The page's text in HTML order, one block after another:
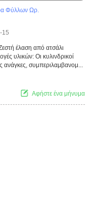
Φύλλων Ωρ.
15
έλαση από ατσάλι
υλικών: Οι κυλινδρικοί
συμπεριλαμβανομ...
Αφήστε ένα μήνυμα